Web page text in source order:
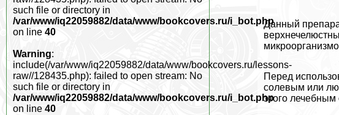
Данный
Перед
солевым или
этого
such file or directory in
/var/www/iq22059882/data/www/bookcovers.ru/i_bot.php
on line 40
Warning:
include(/var/www/iq22059882/data/www/bookcovers.ru/lessons-
raw//128435.php): failed to open stream: No
such file or directory in
/var/www/iq22059882/data/www/bookcovers.ru/i_bot.php
on line 40